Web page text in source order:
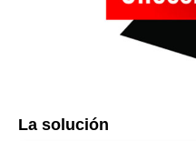
La solución